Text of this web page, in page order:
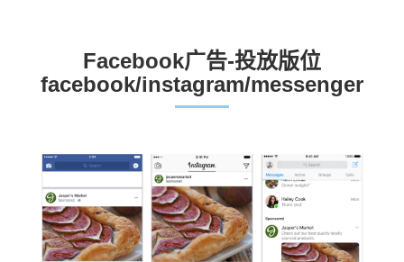
Facebook广告-投放版位
facebook/instagram/messenger